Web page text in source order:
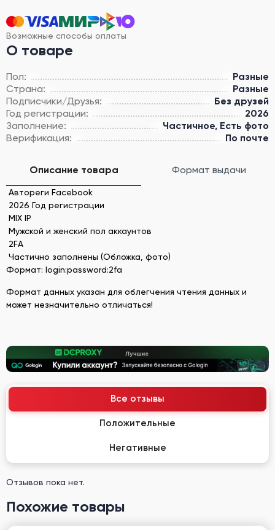
Возможные способы оплаты
О товаре
Пол:
Разные
Страна:
Разные
Подписчики/Друзья:
Без друзей
Год регистрации:
2026
Заполнение:
Частичное, Есть фото
Верификация:
По почте
Описание товара Формат выдачи
Автореги Facebook
2026 Год регистрации
MIX IP
Мужской и женский пол аккаунтов
2FA
Частично заполнены (Обложка, фото)
Формат: login:password:2fa
Формат данных указан для облегчения чтения данных и
может незначительно отличаться!
Все отзывы
Положительные
Негативные
Отзывов пока нет.
Похожие товары